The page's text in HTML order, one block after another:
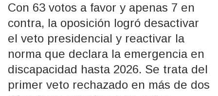
Con 63 votos a favor y apenas 7 en
contra, la oposición logró desactivar
el veto presidencial y reactivar la
norma que declara la emergencia en
discapacidad hasta 2026. Se trata del
primer veto rechazado en más de dos